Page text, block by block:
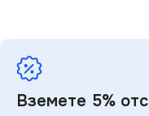
Вземете 5%